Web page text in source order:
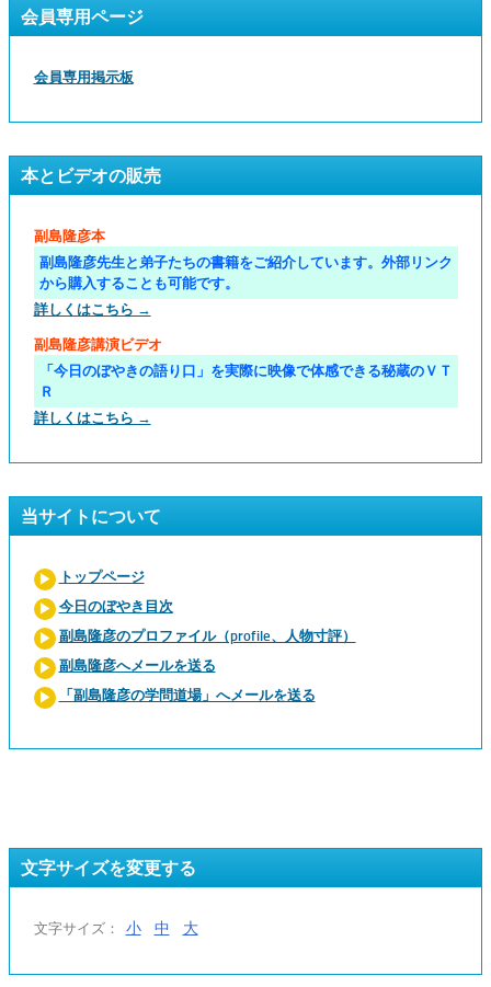
会員専用ページ
会員専用掲示板
本とビデオの販売
副島隆彦本
副島隆彦先生と弟子たちの書籍をご紹介しています。外部リンク
から購入することも可能です。
詳しくはこちら →
副島隆彦講演ビデオ
「今日のぼやきの語り口」を実際に映像で体感できる秘蔵のＶＴ
Ｒ
詳しくはこちら →
当サイトについて
トップページ
今日のぼやき目次
副島隆彦のプロファイル（profile、人物寸評）
副島隆彦へメールを送る
「副島隆彦の学問道場」へメールを送る
文字サイズを変更する
文字サイズ： 小 中 大